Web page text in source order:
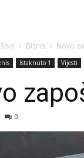
Biznis Novo
Istaknuto 1 Vijesti
0